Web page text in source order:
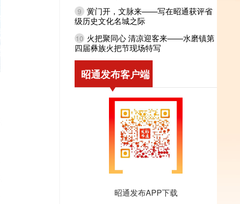
9 黉门开，文脉来——写在昭通获评省
级历史文化名城之际
10 火把聚同心 清凉迎客来——水磨镇第
四届彝族火把节现场特写
昭通发布客户端
昭通发布APP下载